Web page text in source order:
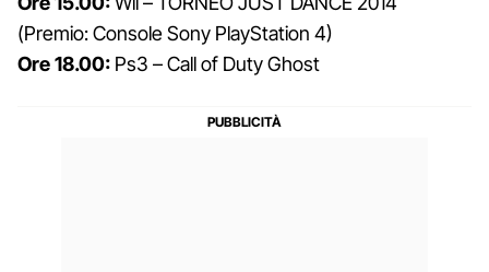
(Premio: Console Sony PlayStation 4)
Ore 18.00: Ps3 – Call of Duty Ghost